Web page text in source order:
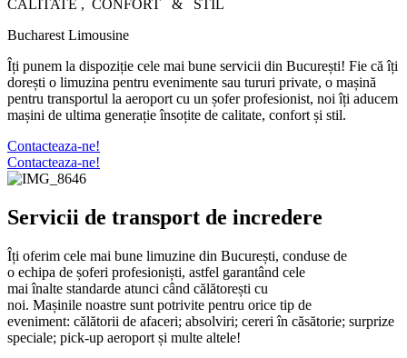
CALITATE ‎, ‎ CONFORT‎ ‎ ‎ & ‎ ‎ STIL
Bucharest Limousine​
Îți punem la dispoziție cele mai bune servicii din București! Fie că îți
dorești o limuzina pentru evenimente sau tururi private, o mașină
pentru transportul la aeroport cu un șofer profesionist, noi îți aducem
mașini de ultima generație însoțite de calitate, confort și stil.
Contacteaza-ne!
Contacteaza-ne!
Servicii de transport de incredere
Îți oferim cele mai bune limuzine din București, conduse de
o echipa de șoferi profesioniști, astfel garantând cele
maiînalte standarde atunci când călătorești cu
noi. Mașinile noastre sunt potrivite pentru orice tip de
eveniment: călătorii de afaceri; absolviri; cereriîn căsătorie; surprize
speciale; pick-up aeroport și multe altele!